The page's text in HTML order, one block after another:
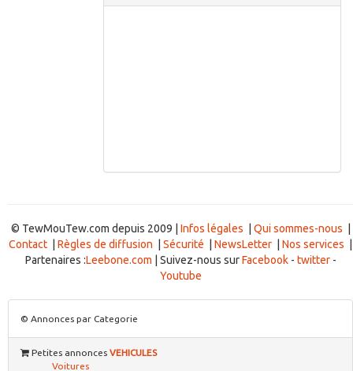
© TewMouTew.com depuis 2009 | Infos légales Qui sommes-nous
Contact
Règles de diffusion Sécurité NewsLetter Nos services
Partenaires :Leebone.com | Suivez-nous surFacebook- twitter-
Youtube
© Annonces par Categorie
Petites annonces VEHICULES
Voitures